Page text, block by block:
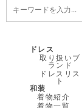
ドレス
取り扱いブ
ランド
ドレスリス
ト
和装
着物紹介